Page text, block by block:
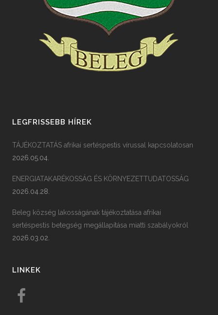
LEGFRISSEBB HÍREK
TÁJÉKOZTATÁS afrikai sertéspestis vírussal kapcsolatosan
2026.05.04.
ENERGIATAKARÉKOSSÁG ÉS KÖRNYEZETTUDATOSSÁG
2026.04.28.
Beleg község lakosságának tájékoztatása afrikai
sertéspestis betegség megállapítása miatti szabályokról
2026.03.02.
LINKEK